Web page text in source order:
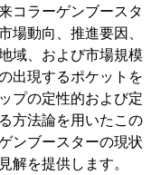
コラーゲンブースタ
場動向、推進要因、
域、および市場規模
出現するポケットを
プの定性的および定
方法論を用いたこの
ンブースターの現状
解を提供します。